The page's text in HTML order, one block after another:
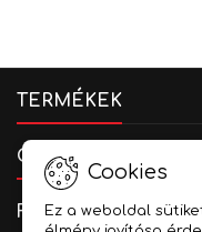
TERMÉKEK
CÉGADATOK
FIÓKOD
Cookies
Ez a weboldal